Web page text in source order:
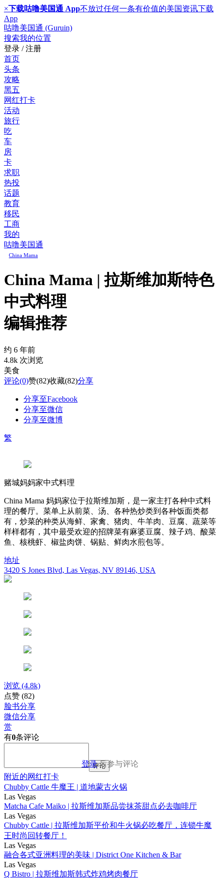
×下载咕噜美国通 App不放过任何一条有价值的美国资讯下载
App
咕噜美国通 (Guruin)
搜索我的位置
登录 / 注册
首页
头条
攻略
黑五
网红打卡
活动
旅行
吃
车
房
卡
求职
热投
话题
教育
移民
工商
我的
咕噜美国通
China Mama
China Mama | 拉斯维加斯特色
中式料理
编辑推荐
约 6 年前
4.8k 次浏览
美食
评论(0)赞(82)收藏(82)分享
分享至Facebook
分享至微信
分享至微博
繁
赌城妈妈家中式料理
China Mama 妈妈家位于拉斯维加斯，是一家主打各种中式料
理的餐厅。菜单上从前菜、汤、各种热炒类到各种饭面类都
有，炒菜的种类从海鲜、家禽、猪肉、牛羊肉、豆腐、蔬菜等
样样都有，其中最受欢迎的招牌菜有麻婆豆腐、辣子鸡、酸菜
鱼、核桃虾、椒盐肉饼、锅贴、鲜肉水煎包等。
地址
3420 S Jones Blvd, Las Vegas, NV 89146, USA
浏览 (4.8k)
点赞 (82)
脸书分享
微信分享
赏
有0条评论
登录后参与评论
评论
附近的网红打卡
Chubby Cattle 牛魔王 | 道地蒙古火锅
Las Vegas
Matcha Cafe Maiko | 拉斯维加斯品尝抹茶甜点必去咖啡厅
Las Vegas
Chubby Cattle | 拉斯维加斯平价和牛火锅必吃餐厅，连锁牛魔
王时尚回转餐厅！
Las Vegas
融合各式亚洲料理的美味 | District One Kitchen & Bar
Las Vegas
Q Bistro | 拉斯维加斯韩式炸鸡烤肉餐厅